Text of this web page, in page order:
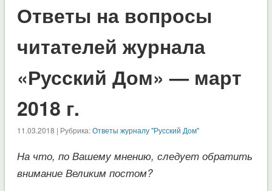
Ответы на вопросы
читателей журнала
«Русский Дом» — март
2018 г.
11.03.2018 | Рубрика:Ответы журналу "Русский Дом"
На что, по Вашему мнению, следует обратить
внимание Великим постом?